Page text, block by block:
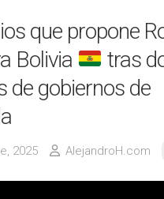
que propone
Bolivia
tras
de gobiernos de
2025 AlejandroH.com